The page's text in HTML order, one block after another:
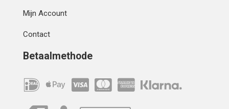
Mijn Account
Contact
Betaalmethode